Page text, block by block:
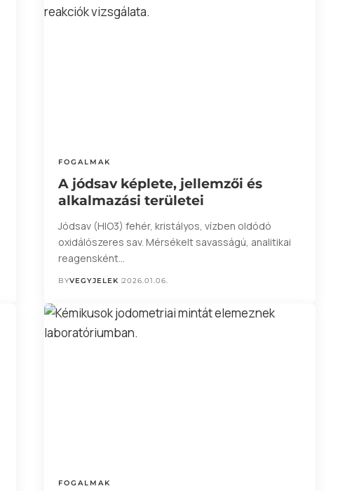
FOGALMAK
A jódsav képlete, jellemzői és
alkalmazási területei
Jódsav (HIO3) fehér, kristályos, vízben oldódó
oxidálószeres sav. Mérsékelt savasságú, analitikai
reagensként…
BYVEGYJELEK 2026.01.06.
FOGALMAK